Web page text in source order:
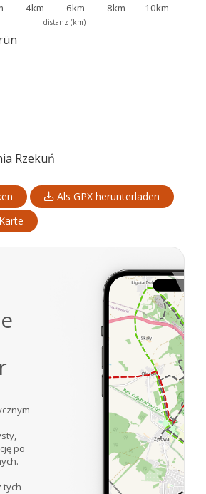
distanz (km)
4km 6km 8km 10km
Rzekuń
Als GPX herunterladen
po
tych